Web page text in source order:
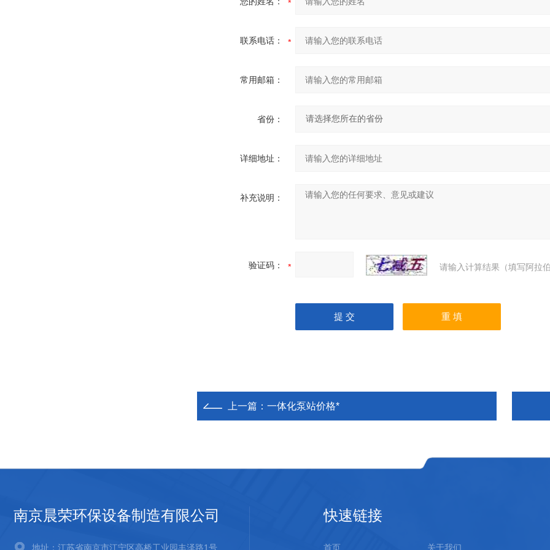
联系电话：
常用邮箱：
省份：
详细地址：
补充说明：
验证码： 请输入计算结果（填写阿拉
上一篇： 一体化泵站价格*
南京晨荣环保设备制造有限公司
地址：江苏省南京市江宁区高桥工业园丰泽路1号
快速链接
首页 关于我们